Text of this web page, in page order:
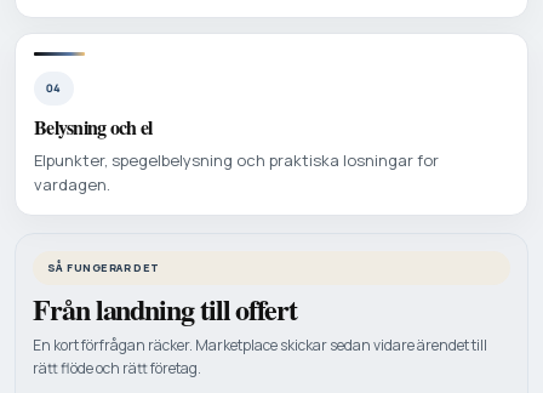
04
Belysning och el
Elpunkter, spegelbelysning och praktiska losningar for
vardagen.
SÅ FUNGERAR DET
Från landning till offert
En kort förfrågan räcker. Marketplace skickar sedan vidare ärendet till
rätt flöde och rätt företag.